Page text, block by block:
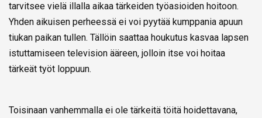
tarvitsee vielä illalla aikaa tärkeiden työasioiden hoitoon.
Yhden aikuisen perheessä ei voi pyytää kumppania apuun
tiukan paikan tullen. Tällöin saattaa houkutus kasvaa lapsen
istuttamiseen television ääreen, jolloin itse voi hoitaa
tärkeät työt loppuun.
Toisinaan vanhemmalla ei ole tärkeitä töitä hoidettavana,